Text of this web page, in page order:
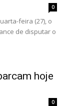
0
feira (27), o
de disputar o
hoje
0